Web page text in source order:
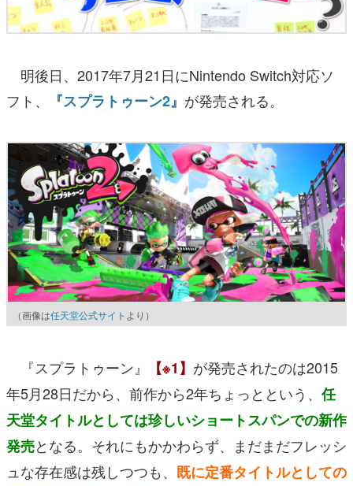
明後日、2017年7月21日にNintendo Switch対応ソ
フト、
『スプラトゥーン2』 が発売される。
（画像は任天堂公式サイト より）
『スプラトゥーン』 【※1】 が発売されたのは2015
年5月28日だから、前作から2年ちょっとという、任
天堂タイトルとしては珍しいショートスパンでの新作
発売となる。それにもかかわらず、まだまだフレッシ
ュな存在感は残しつつも、 既に定番タイトルとしての